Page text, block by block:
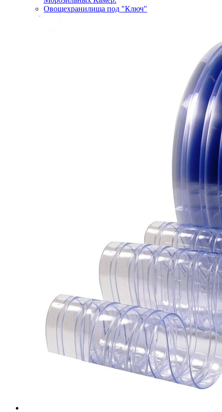
Овощехранилища под "Ключ"